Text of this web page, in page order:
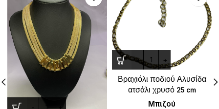
Βραχιόλι ποδιού Αλυσίδα
ατσάλι χρυσό 25 cm
Μπιζού